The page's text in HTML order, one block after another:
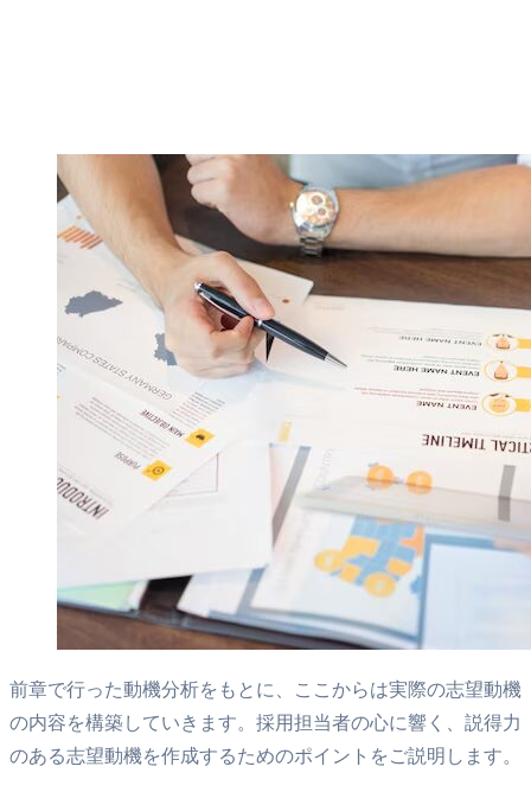
前章で行った動機分析をもとに、ここからは実際の志望動機
の内容を構築していきます。採用担当者の心に響く、説得力
のある志望動機を作成するためのポイントをご説明します。